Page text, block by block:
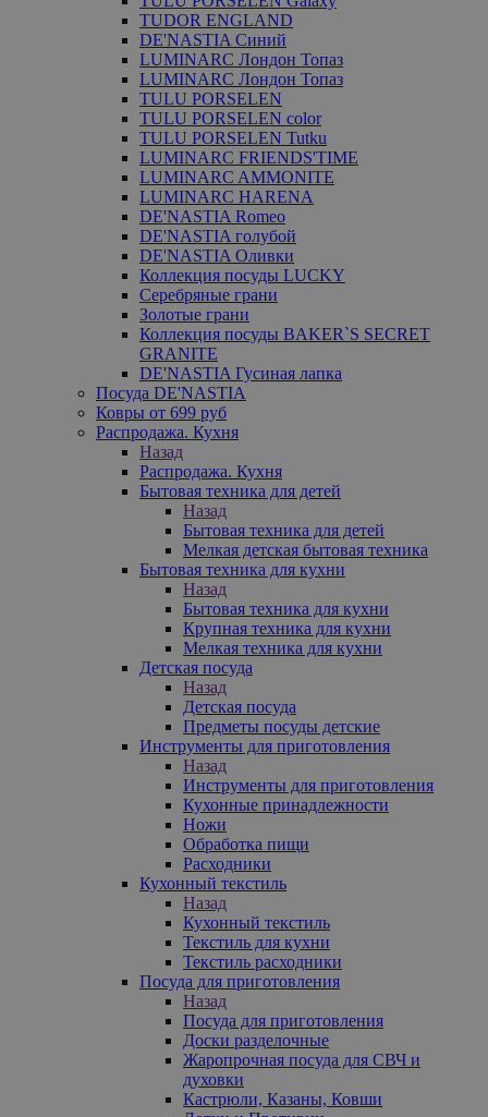
TUDOR ENGLAND
DE'NASTIA Синий
LUMINARC Лондон Топаз
LUMINARC Лондон Топаз
TULU PORSELEN
TULU PORSELEN color
TULU PORSELEN Tutku
LUMINARC FRIENDS'TIME
LUMINARC AMMONITE
LUMINARC HARENA
DE'NASTIA Romeo
DE'NASTIA голубой
DE'NASTIA Оливки
Коллекция посуды LUCKY
Серебряные грани
Золотые грани
Коллекция посуды BAKER`S SECRET
GRANITE
DE'NASTIA Гусиная лапка
Посуда DE'NASTIA
Ковры от 699 руб
Распродажа. Кухня
Назад
Распродажа. Кухня
Бытовая техника для детей
Назад
Бытовая техника для детей
Мелкая детская бытовая техника
Бытовая техника для кухни
Назад
Бытовая техника для кухни
Крупная техника для кухни
Мелкая техника для кухни
Детская посуда
Назад
Детская посуда
Предметы посуды детские
Инструменты для приготовления
Назад
Инструменты для приготовления
Кухонные принадлежности
Ножи
Обработка пищи
Расходники
Кухонный текстиль
Назад
Кухонный текстиль
Текстиль для кухни
Текстиль расходники
Посуда для приготовления
Назад
Посуда для приготовления
Доски разделочные
Жаропрочная посуда для СВЧ и
духовки
Кастрюли, Казаны, Ковши